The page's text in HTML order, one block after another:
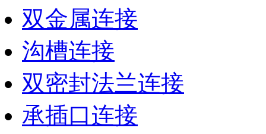
双金属连接
沟槽连接
双密封法兰连接
承插口连接